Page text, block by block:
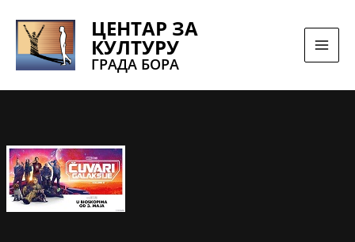
sadržaj
ЦЕНТАР ЗА
КУЛТУРУ
ГРАДА БОРА